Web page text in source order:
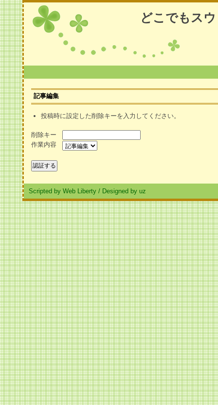
どこでもス
記事編集
投稿時に設定した削除キーを入力してください。
削除キー
作業内容
Scripted by Web Liberty / Designed by uz